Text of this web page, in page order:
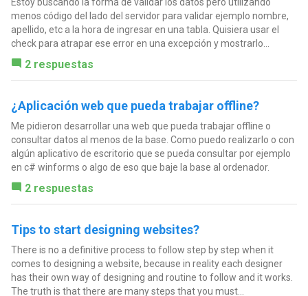
menos código del lado del servidor para validar ejemplo nombre,
apellido, etc a la hora de ingresar en una tabla. Quisiera usar el
check para atrapar ese error en una excepción y mostrarlo...
2 respuestas
¿Aplicación web que pueda trabajar offline?
Me pidieron desarrollar una web que pueda trabajar offline o
consultar datos al menos de la base. Como puedo realizarlo o con
algún aplicativo de escritorio que se pueda consultar por ejemplo
en c# winforms o algo de eso que baje la base al ordenador.
2 respuestas
Tips to start designing websites?
There is no a definitive process to follow step by step when it
comes to designing a website, because in reality each designer
has their own way of designing and routine to follow and it works.
The truth is that there are many steps that you must...